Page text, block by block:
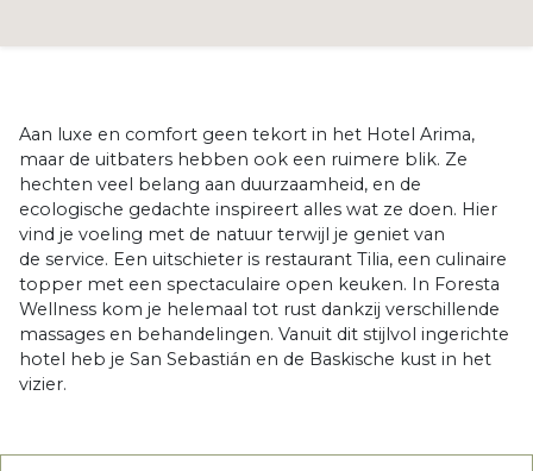
Aan luxe en comfort geen tekort in het Hotel Arima,
maar de uitbaters hebben ook een ruimere blik. Ze
hechten veel belang aan duurzaamheid, en de
ecologische gedachte inspireert alles wat ze doen. Hier
vind je voeling met de natuur terwijl je geniet van
de service. Een uitschieter is restaurant Tilia, een culinaire
topper met een spectaculaire open keuken. In Foresta
Wellness kom je helemaal tot rust dankzij verschillende
massages en behandelingen. Vanuit dit stijlvol ingerichte
hotel heb je San Sebastián en de Baskische kust in het
vizier.